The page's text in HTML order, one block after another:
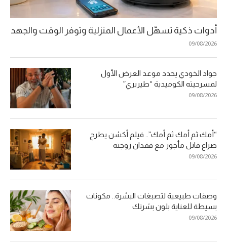
أدوات ذكية تسهّل الأعمال المنزلية وتوفر الوقت والجهد
09/08/2026
جواد الخودي يحدد موعد العرض الأول
لمسرحيته الكوميدية “طيريري”
09/08/2026
“أمك ثم أمك ثم أمك”.. فيلم أكشن يطرح
صراع قاتل مأجور مع فقدان زوجته
09/08/2026
وصفات طبيعية لتصبغات البشرة.. مكونات
بسيطة للعناية بلون بشرتك
09/08/2026